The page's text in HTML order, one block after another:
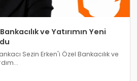
ve Yatırımın Yeni
Sezin Erken'i Özel Bankacılık ve